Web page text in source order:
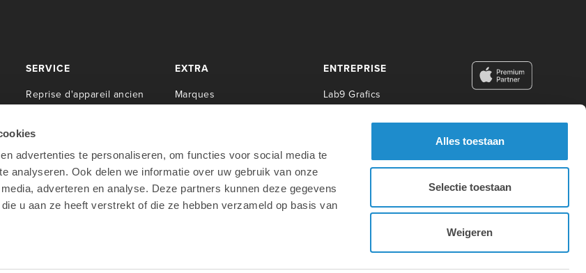
advertenties te personaliseren, om functies voor social media te
analyseren. Ook delen we informatie over uw gebruik van onze
adverteren en analyse. Deze partners kunnen deze gegevens
u aan ze heeft verstrekt of die ze hebben verzameld op basis van
Alles toestaan
Selectie toestaan
Weigeren
SERVICE
Reprise d'appareil ancien
Installation
Formation
Apple Financial Services
Teamviewer
EXTRA
Marques
ravailler chez Lab9
ENTREPRISE
Lab9 Grafics
Lab9 Academy
ÉDUCATION